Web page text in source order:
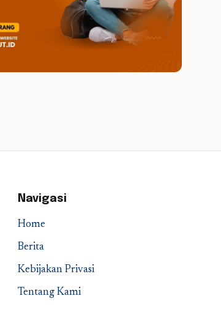
Navigasi
Home
Berita
Kebijakan Privasi
Tentang Kami